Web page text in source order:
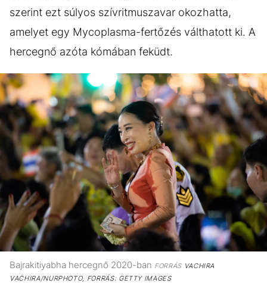
szerint ezt súlyos szívritmuszavar okozhatta,
amelyet egy Mycoplasma-fertőzés válthatott ki. A
hercegnő azóta kómában feküdt.
Bajrakitiyabha hercegnő 2020-ban FORRÁSVACHIRA
VACHIRA/NURPHOTO, FORRÁS: GETTY IMAGES